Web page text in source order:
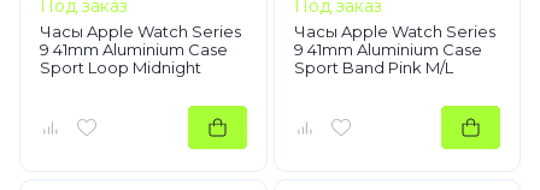
Под заказ
Часы Apple Watch Series
9 41mm Aluminium Case
Sport Loop Midnight
Под заказ
Часы Apple Watch Series
9 41mm Aluminium Case
Sport Band Pink M/L